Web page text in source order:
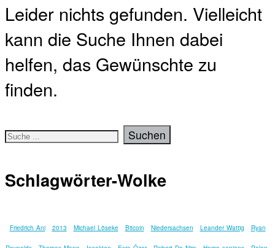
Leider nichts gefunden. Vielleicht
kann die Suche Ihnen dabei
helfen, das Gewünschte zu
finden.
Schlagwörter-Wolke
Friedrich Ani 2013 Michael Löseke Bitcoin Niedersachsen Leander Wattig Ryan